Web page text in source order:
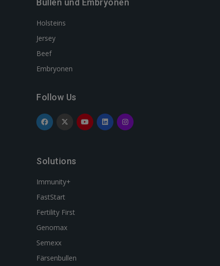
Bullen und Embryonen
Holsteins
Jersey
Beef
Embryonen
Follow Us
Solutions
Immunity+
FastStart
Fertility First
Genomax
Semexx
Färsenbullen